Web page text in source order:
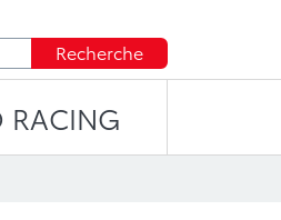
Recherche